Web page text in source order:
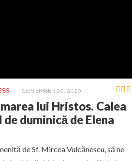
- SEPTEMBER 20, 2020
lui Hristos. Calea
duminică de Elena
de Sf. Mircea Vulcănescu, să ne